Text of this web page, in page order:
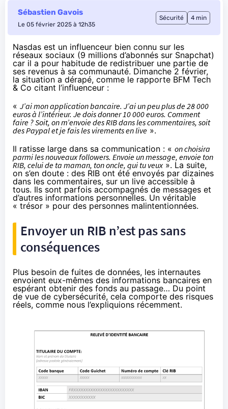
Sébastien Gavois
Le 05 février 2025 à 12h35
Sécurité 4 min
Nasdas est un influenceur bien connu sur les
réseaux sociaux (9 millions d’abonnés sur Snapchat)
car il a pour habitude de redistribuer une partie de
ses revenus à sa communauté. Dimanche 2 février,
la situation a dérapé, comme le rapporte BFM Tech
& Co citant l’influenceur :
« J’ai mon application bancaire. J’ai un peu plus de 28 000
euros à l’intérieur. Je dois donner 10 000 euros. Comment
faire ? Soit, on m’envoie des RIB dans les commentaires, soit
des Paypal et je fais les virements en live ».
Il ratisse large dans sa communication : « on choisira
parmi les nouveaux followers. Envoie un message, envoie ton
RIB, celui de ta maman, ton oncle, qui tu veux». La suite,
on s’en doute : des RIB ont été envoyés par dizaines
dans les commentaires, sur un live accessible à
tous. Ils sont parfois accompagnés de messages et
d’autres informations personnelles. Un véritable
« trésor » pour des personnes malintentionnées.
Envoyer un RIB n’est pas sans
conséquences
Plus besoin de fuites de données, les internautes
envoient eux-mêmes des informations bancaires en
espérant obtenir des fonds au passage… Du point
de vue de cybersécurité, cela comporte des risques
réels, comme nous l’expliquions récemment.